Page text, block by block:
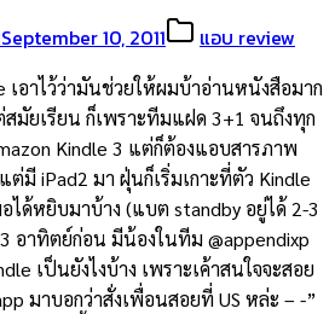
September 10, 2011 แอบ review
อาไว้ว่ามันช่วยให้ผมบ้าอ่านหนังสือมาก
มัยเรียน ก็เพราะทีมแฝด 3+1 จนถึงทุก
Kindle 3 แต่ก็ต้องแอบสารภาพ
ต่มี iPad2 มา ฝุ่นก็เริ่มเกาะที่ตัว Kindle
ด้หยิบมาบ้าง (แบต standby อยู่ได้ 2-3
อาทิตย์ก่อน มีน้องในทีม @appendixp
เป็นยังไงบ้าง เพราะเค้าสนใจจะสอย
มาบอกว่าสั่งเพื่อนสอยที่ US หล่ะ – -”